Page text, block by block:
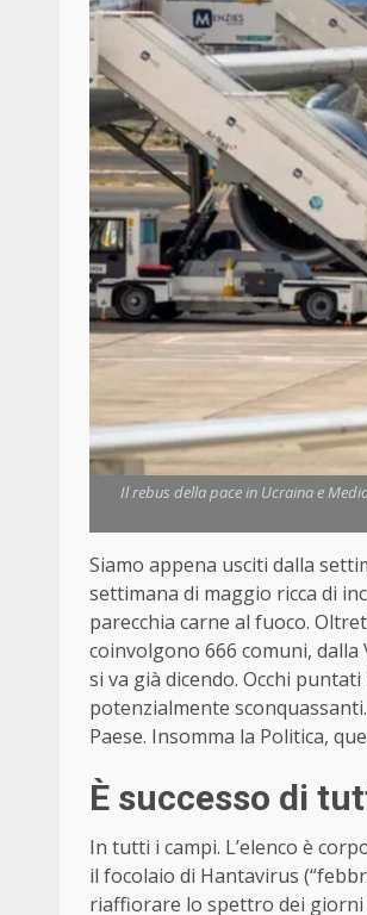
Il rebus della pace in Ucraina e
Siamo appena usciti dalla
settimana di maggio ricca di
parecchia carne al fuoco.
coinvolgono 666 comuni, dalla
si va già dicendo. Occhi
potenzialmente
Paese. Insomma la Politica,
È successo di
In tutti i campi. L’elenco è
il focolaio di Hantavirus
riaffiorare lo spettro dei giorni